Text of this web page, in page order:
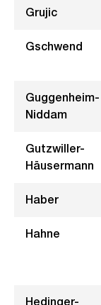
Grujic
Gschwend
Guggenheim-
Niddam
Gutzwiller-
Häusermann
Haber
Hahne
Hedinger-